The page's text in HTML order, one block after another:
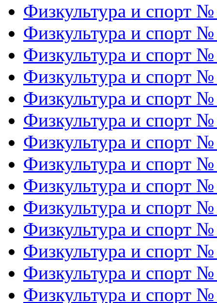
Физкультура и спорт
Физкультура и спорт
Физкультура и спорт
Физкультура и спорт
Физкультура и спорт
Физкультура и спорт
Физкультура и спорт
Физкультура и спорт
Физкультура и спорт
Физкультура и спорт
Физкультура и спорт
Физкультура и спорт
Физкультура и спорт
Физкультура и спорт